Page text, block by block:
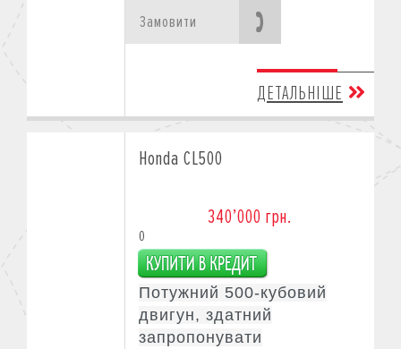
Замовити
ДЕТАЛЬНІШЕ
Honda CL500
340’000 грн.
0
Потужний 500-кубовий
двигун, здатний
запропонувати